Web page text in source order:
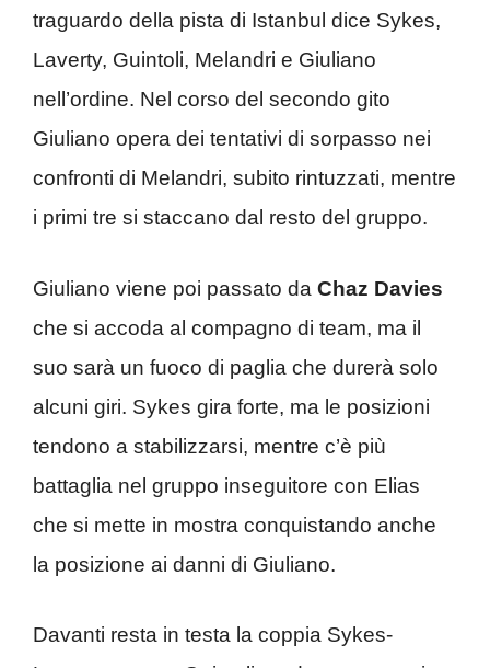
traguardo della pista di Istanbul dice Sykes,
Laverty, Guintoli, Melandri e Giuliano
nell’ordine. Nel corso del secondo gito
Giuliano opera dei tentativi di sorpasso nei
confronti di Melandri, subito rintuzzati, mentre
i primi tre si staccano dal resto del gruppo.
Giuliano viene poi passato da Chaz Davies
che si accoda al compagno di team, ma il
suo sarà un fuoco di paglia che durerà solo
alcuni giri. Sykes gira forte, ma le posizioni
tendono a stabilizzarsi, mentre c’è più
battaglia nel gruppo inseguitore con Elias
che si mette in mostra conquistando anche
la posizione ai danni di Giuliano.
Davanti resta in testa la coppia Sykes-